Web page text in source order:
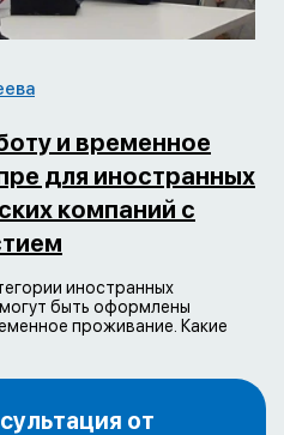
и временное
для иностранных
компаний с
иностранных
быть оформлены
проживание. Какие
от